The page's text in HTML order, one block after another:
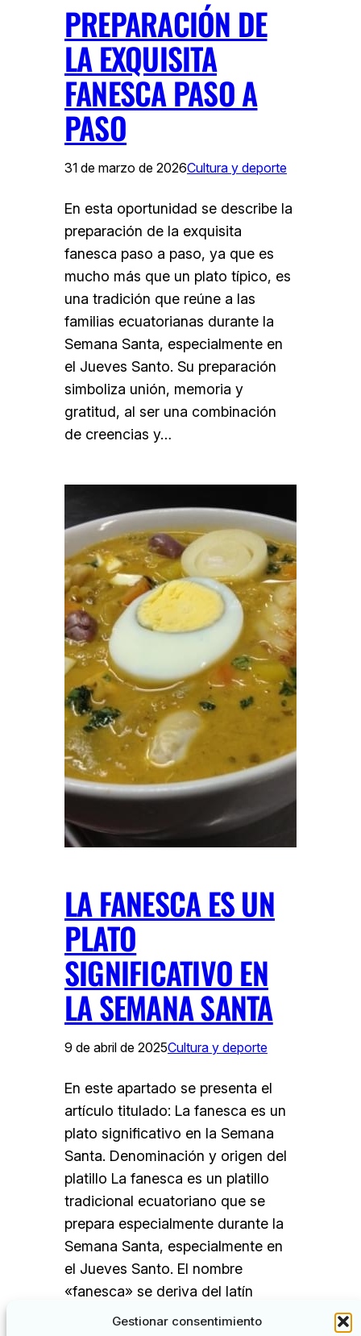
Gestionar consentimiento
PREPARACIÓN DE
LA EXQUISITA
FANESCA PASO A
PASO
31 de marzo de 2026Cultura y deporte
En esta oportunidad se describe la
preparación de la exquisita
fanesca paso a paso, ya que es
mucho más que un plato típico, es
una tradición que reúne a las
familias ecuatorianas durante la
Semana Santa, especialmente en
el Jueves Santo. Su preparación
simboliza unión, memoria y
gratitud, al ser una combinación
de creencias y…
LA FANESCA ES UN
PLATO
SIGNIFICATIVO EN
LA SEMANA SANTA
9 de abril de 2025Cultura y deporte
En este apartado se presenta el
artículo titulado: La fanesca es un
plato significativo en la Semana
Santa. Denominación y origen del
platillo La fanesca es un platillo
tradicional ecuatoriano que se
prepara especialmente durante la
Semana Santa, especialmente en
el Jueves Santo. El nombre
«fanesca» se deriva del latín
«phanesca», que significa